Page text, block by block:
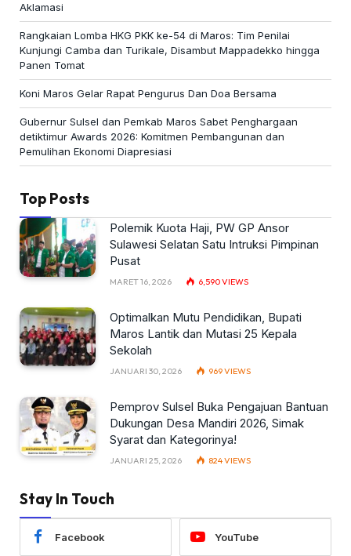
Aklamasi
Rangkaian Lomba HKG PKK ke-54 di Maros: Tim Penilai
Kunjungi Camba dan Turikale, Disambut Mappadekko hingga
Panen Tomat
Koni Maros Gelar Rapat Pengurus Dan Doa Bersama
Gubernur Sulsel dan Pemkab Maros Sabet Penghargaan
detiktimur Awards 2026: Komitmen Pembangunan dan
Pemulihan Ekonomi Diapresiasi
Top Posts
Polemik Kuota Haji, PW GP Ansor
Sulawesi Selatan Satu Intruksi Pimpinan
Pusat
MARET 16, 2026 6,590VIEWS
Optimalkan Mutu Pendidikan, Bupati
Maros Lantik dan Mutasi 25 Kepala
Sekolah
JANUARI 30, 2026 969VIEWS
Pemprov Sulsel Buka Pengajuan Bantuan
Dukungan Desa Mandiri 2026, Simak
Syarat dan Kategorinya!
JANUARI 25, 2026 824VIEWS
Stay In Touch
Facebook YouTube